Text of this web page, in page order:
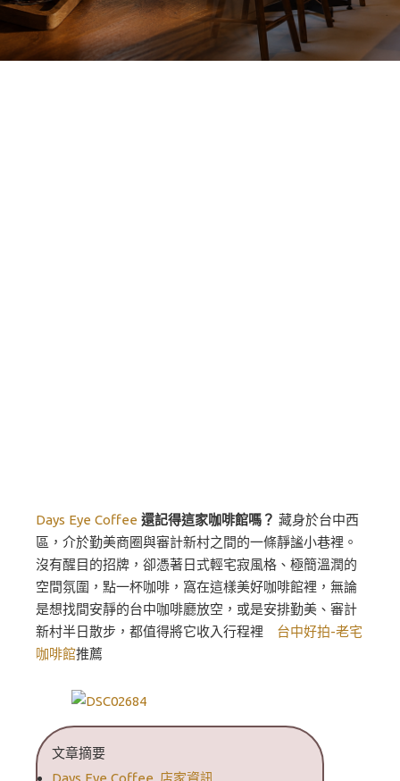
Days Eye Coffee 還記得這家咖啡館嗎？ 藏身於台中西
區，介於勤美商圈與審計新村之間的一條靜謐小巷裡。
沒有醒目的招牌，卻憑著日式輕宅寂風格、極簡溫潤的
空間氛圍，點一杯咖啡，窩在這樣美好咖啡館裡，無論
是想找間安靜的台中咖啡廳放空，或是安排勤美、審計
新村半日散步，都值得將它收入行程裡 台中好拍-老宅
咖啡館推薦
文章摘要
Days Eye Coffee. 店家資訊